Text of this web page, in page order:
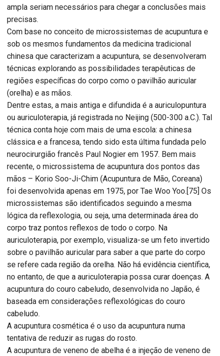
ampla seriam necessários para chegar a conclusões mais
precisas.
Com base no conceito de microssistemas de acupuntura e
sob os mesmos fundamentos da medicina tradicional
chinesa que caracterizam a acupuntura, se desenvolveram
técnicas explorando as possibilidades terapêuticas de
regiões específicas do corpo como o pavilhão auricular
(orelha) e as mãos.
Dentre estas, a mais antiga e difundida é a auriculopuntura
ou auriculoterapia, já registrada no Neijing (500-300 a.C.). Tal
técnica conta hoje com mais de uma escola: a chinesa
clássica e a francesa, tendo sido esta última fundada pelo
neurocirurgião francês Paul Nogier em 1957. Bem mais
recente, o microssistema de acupuntura dos pontos das
mãos – Korio Soo-Ji-Chim (Acupuntura de Mão, Coreana)
foi desenvolvida apenas em 1975, por Tae Woo Yoo.[75] Os
microssistemas são identificados seguindo a mesma
lógica da reflexologia, ou seja, uma determinada área do
corpo traz pontos reflexos de todo o corpo. Na
auriculoterapia, por exemplo, visualiza-se um feto invertido
sobre o pavilhão auricular para saber a que parte do corpo
se refere cada região da orelha. Não há evidência científica,
no entanto, de que a auriculoterapia possa curar doenças. A
acupuntura do couro cabeludo, desenvolvida no Japão, é
baseada em considerações reflexológicas do couro
cabeludo.
A acupuntura cosmética é o uso da acupuntura numa
tentativa de reduzir as rugas do rosto.
A acupuntura de veneno de abelha é a injeção de veneno de